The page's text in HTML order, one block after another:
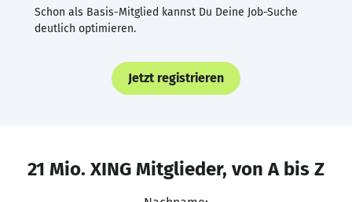
Schon als Basis-Mitglied kannst Du Deine Job-Suche
deutlich optimieren.
Jetzt registrieren
21 Mio. XING Mitglieder, von A bis Z